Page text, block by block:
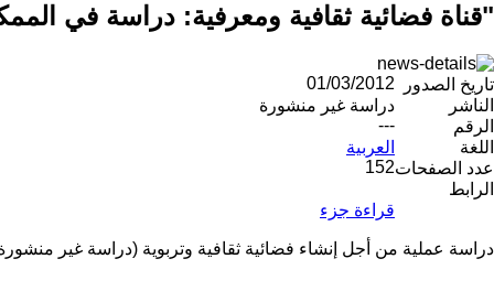
"قناة فضائية ثقافية ومعرفية: دراسة في
تاريخ الصدور
01/03/2012
الناشر
دراسة غير منشورة
الرقم
---
اللغة
العربية
عدد الصفحات152
الرابط
قراءة جزء
دراسة عملية من أجل إنشاء فضائية ثقافية وتربوية (دراسة غير